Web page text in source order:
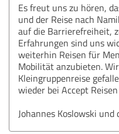
Es freut uns zu hören,
und der Reise nach
auf die Barrierefreiheit,
Erfahrungen sind uns
weiterhin Reisen für
Mobilität anzubieten.
Kleingruppenreise
wieder bei Accept
Johannes Koslowski und